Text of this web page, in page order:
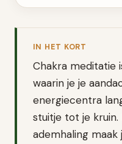
IN HET KORT
Chakra meditatie
waarin je je
energiecentra
stuitje tot je kruin.
ademhaling